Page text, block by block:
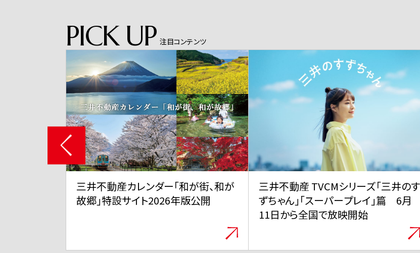
PICK UP 注目コンテンツ
三井不動産 TVCMシリーズ「三井のす
ずちゃん」「スーパープレイ」篇 6月
三井グループは350周年を迎えました
(記念サイトに遷移します)